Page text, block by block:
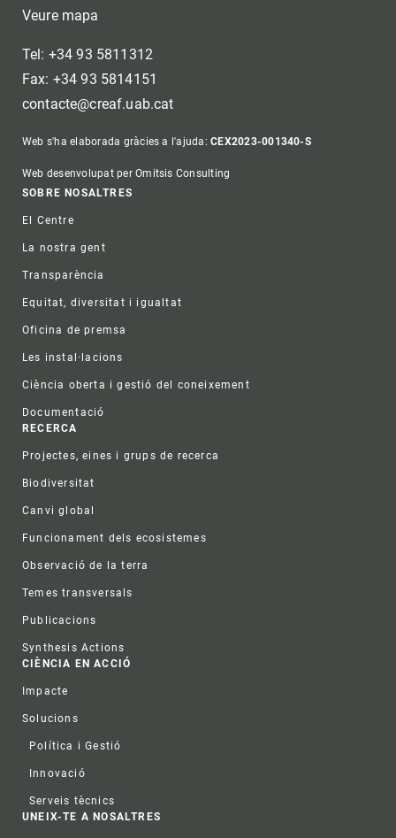
Veure mapa
Tel: +34 93 5811312
Fax: +34 93 5814151
contacte@creaf.uab.cat
Web s'ha elaborada gràcies a l'ajuda:CEX2023-001340-S
Web desenvolupat per Omitsis Consulting
Footer
SOBRE NOSALTRES
El Centre
La nostra gent
Transparència
Equitat, diversitat i igualtat
Oficina de premsa
Les instal·lacions
Ciència oberta i gestió del coneixement
Documentació
RECERCA
Projectes, eines i grups de recerca
Biodiversitat
Canvi global
Funcionament dels ecosistemes
Observació de la terra
Temes transversals
Publicacions
Synthesis Actions
CIÈNCIA EN ACCIÓ
Impacte
Solucions
Política i Gestió
Innovació
Serveis tècnics
UNEIX-TE A NOSALTRES